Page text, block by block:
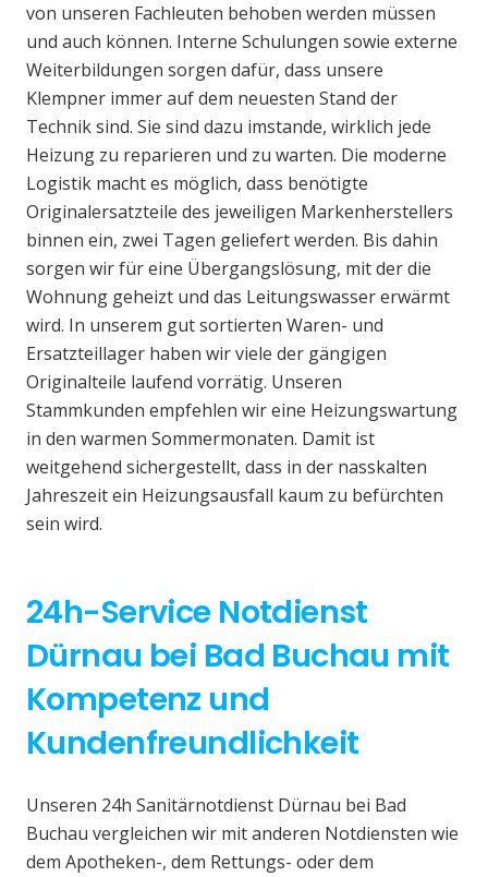
von unseren Fachleuten behoben werden müssen
und auch können. Interne Schulungen sowie externe
Weiterbildungen sorgen dafür, dass unsere
Klempner immer auf dem neuesten Stand der
Technik sind. Sie sind dazu imstande, wirklich jede
Heizung zu reparieren und zu warten. Die moderne
Logistik macht es möglich, dass benötigte
Originalersatzteile des jeweiligen Markenherstellers
binnen ein, zwei Tagen geliefert werden. Bis dahin
sorgen wir für eine Übergangslösung, mit der die
Wohnung geheizt und das Leitungswasser erwärmt
wird. In unserem gut sortierten Waren- und
Ersatzteillager haben wir viele der gängigen
Originalteile laufend vorrätig. Unseren
Stammkunden empfehlen wir eine Heizungswartung
in den warmen Sommermonaten. Damit ist
weitgehend sichergestellt, dass in der nasskalten
Jahreszeit ein Heizungsausfall kaum zu befürchten
sein wird.
24h-Service Notdienst
Dürnau bei Bad Buchau mit
Kompetenz und
Kundenfreundlichkeit
Unseren 24h Sanitärnotdienst Dürnau bei Bad
Buchau vergleichen wir mit anderen Notdiensten wie
dem Apotheken-, dem Rettungs- oder dem